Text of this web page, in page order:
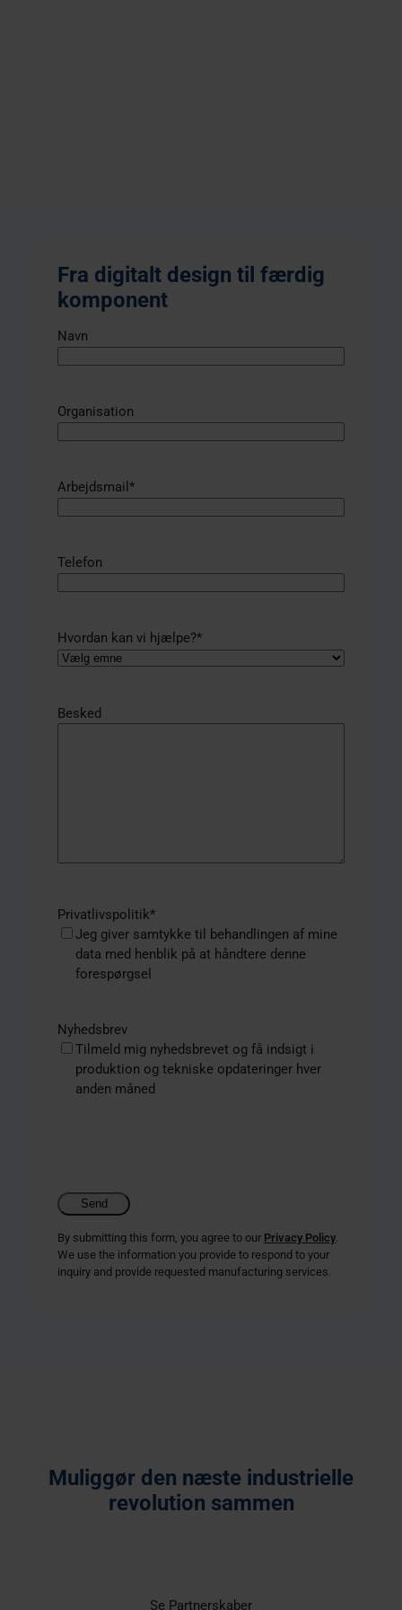
Fra digitalt design til færdig
komponent
Navn
Organisation
Arbejdsmail *
Telefon
Hvordan kan vi hjælpe?*
Besked
Privatlivspolitik*
Jeg giver samtykke til behandlingen af mine
data med henblik på at håndtere denne
forespørgsel
Nyhedsbrev
Tilmeld mig nyhedsbrevet og få indsigt i
produktion og tekniske opdateringer hver
anden måned
By submitting this form, you agree to our Privacy Policy
We use the information you provide to respond to your
inquiry and provide requested manufacturing services.
Muliggør den næste industrielle
revolution sammen
Se Partnerskaber